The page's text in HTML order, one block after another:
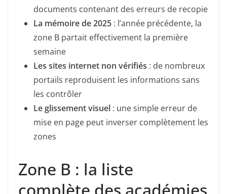
documents contenant des erreurs de recopie
La mémoire de 2025 : l’année précédente, la
zone B partait effectivement la première
semaine
Les sites internet non vérifiés : de nombreux
portails reproduisent les informations sans
les contrôler
Le glissement visuel : une simple erreur de
mise en page peut inverser complètement les
zones
Zone B : la liste